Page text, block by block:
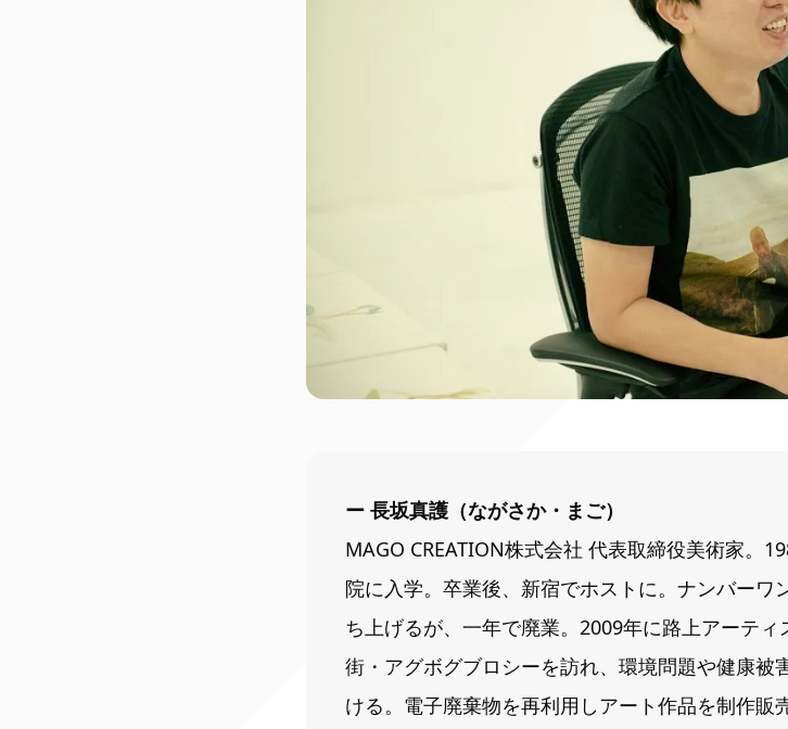
ー 長坂真護（ながさか・まご）
MAGO CREATION株式会社 代表取締役美術家。
院に入学。卒業後、新宿でホストに。ナンバーワ
ち上げるが、一年で廃業。2009年に路上アーテ
街・アグボグブロシーを訪れ、環境問題や健康被
ける。電子廃棄物を再利用しアート作品を制作販